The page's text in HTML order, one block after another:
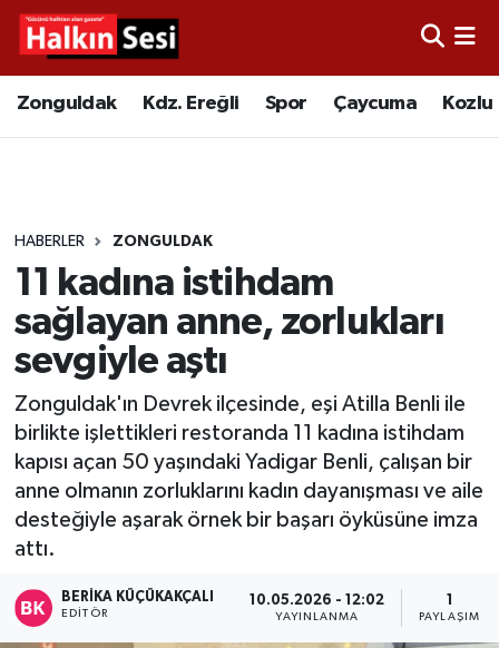
Zonguldak Kdz. Ereğli Spor Çaycuma Kozlu
HABERLER ZONGULDAK
11 kadına istihdam
sağlayan anne, zorlukları
sevgiyle aştı
Zonguldak'ın Devrek ilçesinde, eşi Atilla Benli ile
birlikte işlettikleri restoranda 11 kadına istihdam
kapısı açan 50 yaşındaki Yadigar Benli, çalışan bir
anne olmanın zorluklarını kadın dayanışması ve aile
desteğiyle aşarak örnek bir başarı öyküsüne imza
attı.
BERIKA KÜÇÜKAKÇALI
EDITÖR
10.05.2026 - 12:02
YAYINLANMA
1
PAYLAŞIM
Video
Çaycuma
Alaplı
Asayiş
Bartın
Karabük
Bolu
Merkez Hava Durumu
Tüm Manşetler
Son Dakika Haberleri
Haber Arşivi